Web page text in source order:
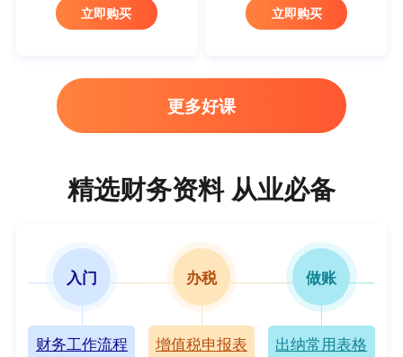
立即购买 立即购买
更多好课
精选财务资料 从业必备
入门
财务工作流程
办税
增值税申报表
做账
出纳常用表格